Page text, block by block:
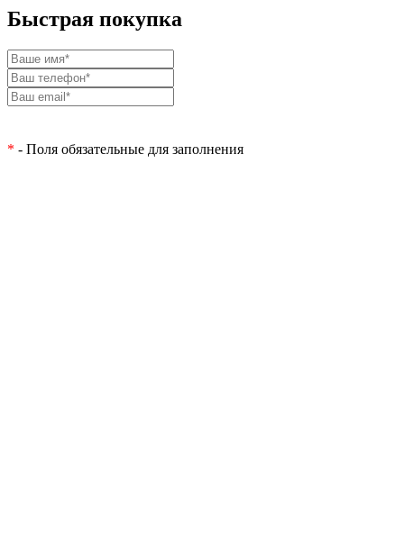
Быстрая покупка
* - Поля обязательные для заполнения